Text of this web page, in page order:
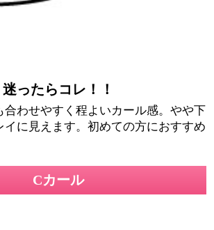
迷ったらコレ！！
合わせやすく程よいカール感。やや下
イに見えます。初めての方におすすめ
Cカール